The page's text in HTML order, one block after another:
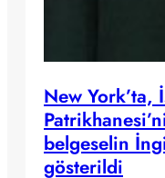
New York’ta,
belgeselin
gösterildi